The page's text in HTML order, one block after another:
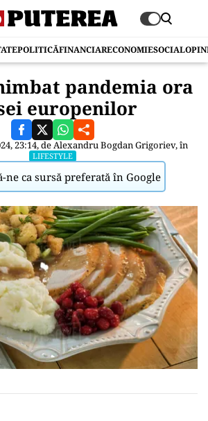
POLITICĂFINANCIARECONOMIESOCIAL
pandemia ora
europenilor
23:14, deAlexandru Bogdan Grigoriev, în
LIFESTYLE
ne ca sursă preferată în Google